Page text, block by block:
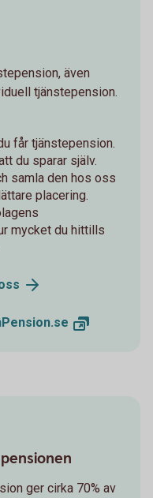
även
tjänstepension.
får tjänstepension.
du sparar själv.
samla den hos oss
placering.
mycket du hittills
ger cirka 70% av